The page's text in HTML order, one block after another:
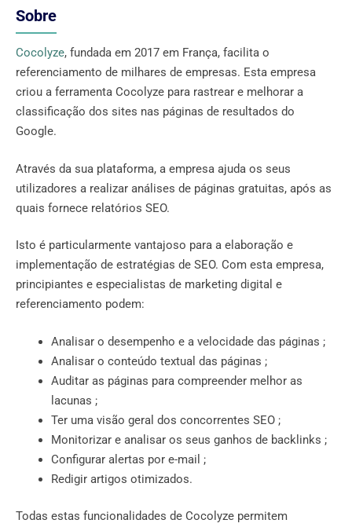
Sobre
Cocolyze, fundada em 2017 em França, facilita o
referenciamento de milhares de empresas. Esta empresa
criou a ferramenta Cocolyze para rastrear e melhorar a
classificação dos sites nas páginas de resultados do
Google.
Através da sua plataforma, a empresa ajuda os seus
utilizadores a realizar análises de páginas gratuitas, após as
quais fornece relatórios SEO.
Isto é particularmente vantajoso para a elaboração e
implementação de estratégias de SEO. Com esta empresa,
principiantes e especialistas de marketing digital e
referenciamento podem:
Analisar o desempenho e a velocidade das páginas ;
Analisar o conteúdo textual das páginas ;
Auditar as páginas para compreender melhor as
lacunas ;
Ter uma visão geral dos concorrentes SEO ;
Monitorizar e analisar os seus ganhos de backlinks ;
Configurar alertas por e-mail ;
Redigir artigos otimizados.
Todas estas funcionalidades de Cocolyze permitem